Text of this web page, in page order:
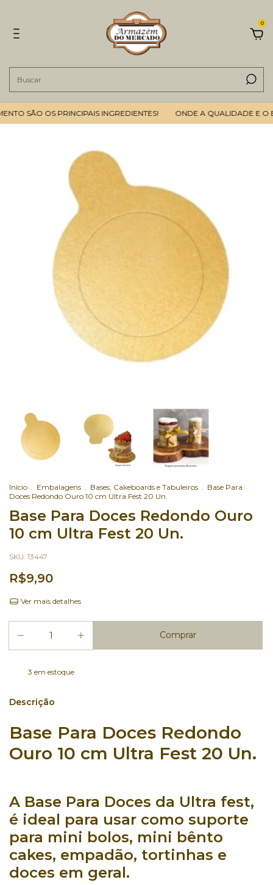
0
SÃO OS PRINCIPAIS INGREDIENTES! ONDE A QUALIDADE E O
Início . Embalagens . Bases, Cakeboards e Tabuleiros . Base Para
Doces Redondo Ouro 10 cm Ultra Fest 20 Un.
Base Para Doces Redondo Ouro
10 cm Ultra Fest 20 Un.
SKU: 13447
R$9,90
Ver mais detalhes
3 em estoque
Descrição
Base Para Doces Redondo
Ouro 10 cm Ultra Fest 20 Un.
A Base Para Doces da Ultra fest,
é ideal para usar como suporte
para mini bolos, mini bênto
cakes, empadão, tortinhas e
doces em geral.